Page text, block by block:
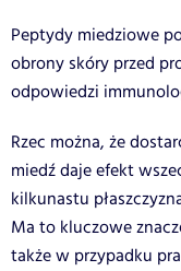
Peptydy miedziowe
obrony skóry przed
odpowiedzi
Rzec można, że
miedź daje efekt
kilkunastu
Ma to kluczowe
także w przypadku